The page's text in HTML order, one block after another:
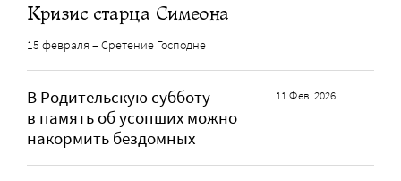
Кризис старца Симеона
15 февраля – Сретение Господне
В Родительскую субботу
в память об усопших можно
накормить бездомных
11 Фев. 2026